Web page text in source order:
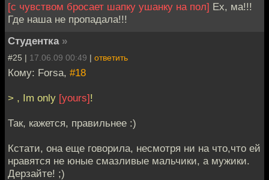
[с чувством бросает шапку ушанку на пол] Ех, ма!!!
Где наша не пропадала!!!
Студентка »
#25 | 17.06.09 00:49 | ответить
Кому: Forsa, #18
> , Im only [yours]!
Так, кажется, правильнее :)
Кстати, она еще говорила, несмотря ни на что,что ей
нравятся не юные смазливые мальчики, а мужики.
Дерзайте! ;)